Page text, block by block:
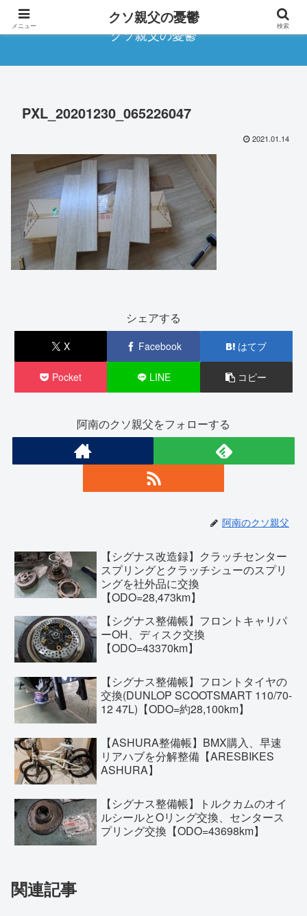
クソ親父の憂鬱
PXL_20201230_065226047
2021.01.14
シェアする
X Facebook はてブ
Pocket LINE コピー
阿南のクソ親父をフォローする
阿南のクソ親父
【シグナス改造録】クラッチセンター
スプリングとクラッチシューのスプリ
ングを社外品に交換
【ODO=28,473km】
【シグナス整備帳】フロントキャリパ
ーOH、ディスク交換
【ODO=43370km】
【シグナス整備帳】フロントタイヤの
交換(DUNLOP SCOOTSMART 110/70-
12 47L)【ODO=約28,100km】
【ASHURA整備帳】BMX購入、早速
リアハブを分解整備【ARESBIKES
ASHURA】
【シグナス整備帳】トルクカムのオイ
ルシールとOリング交換、センタース
プリング交換【ODO=43698km】
関連記事
メニュー クソ親父の憂鬱 検索